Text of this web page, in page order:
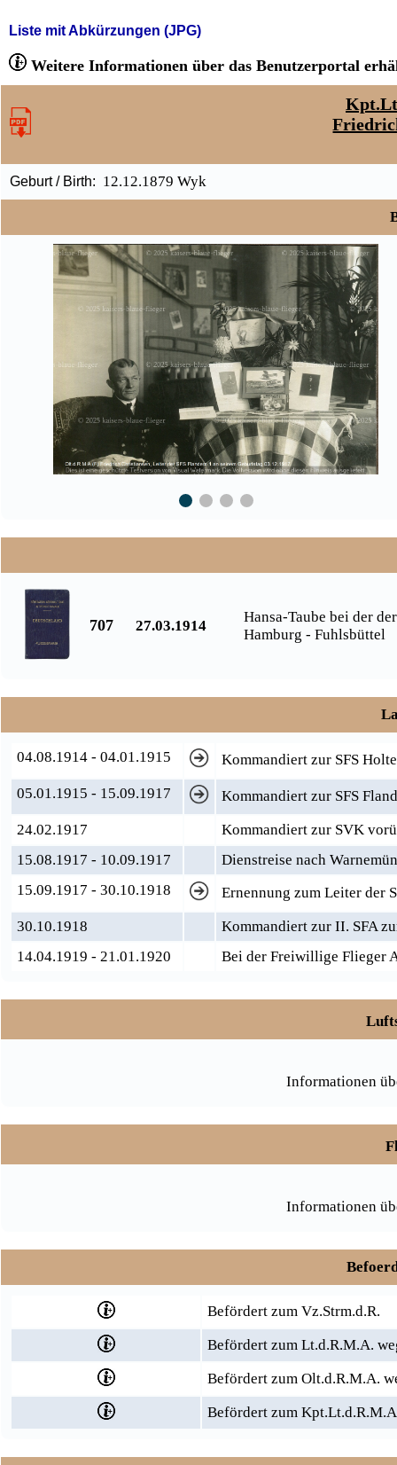
Liste mit Abkürzungen (JPG)
Weitere Informationen über das Benutzerportal
Geburt / Birth: 12.12.1879 Wyk
707 27.03.1914
Hansa-Taube bei der
Hamburg - Fuhlsbüttel
04.08.1914 - 04.01.1915
Kommandiert zur SFS
05.01.1915 - 15.09.1917
Kommandiert zur SFS
24.02.1917
Kommandiert zur SVK
15.08.1917 - 10.09.1917
Dienstreise nach
15.09.1917 - 30.10.1918
Ernennung zum Leiter der
30.10.1918
Kommandiert zur II. SFA
14.04.1919 - 21.01.1920
Bei der Freiwillige Flieger
Informationen
Informationen
Befördert zum Vz.Strm.d.R.
Befördert zum Lt.d.R.M.A.
Befördert zum Olt.d.R.M.A.
Befördert zum